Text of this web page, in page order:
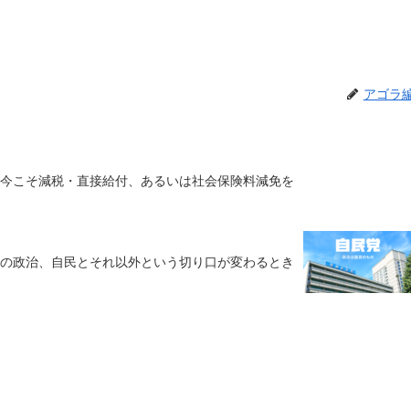
アゴラ
こそ減税・直接給付、あるいは社会保険料減免を
政治、自民とそれ以外という切り口が変わるとき